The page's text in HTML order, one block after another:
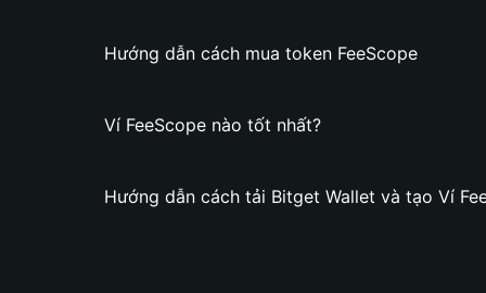
Hướng dẫn cách mua token FeeScope
Ví FeeScope nào tốt nhất?
Hướng dẫn cách tải Bitget Wallet và tạo Ví